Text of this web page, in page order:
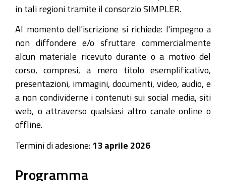
in tali regioni tramite il consorzio SIMPLER.
Al momento dell'iscrizione si richiede: l'impegno a
non diffondere e/o sfruttare commercialmente
alcun materiale ricevuto durante o a motivo del
corso, compresi, a mero titolo esemplificativo,
presentazioni, immagini, documenti, video, audio, e
a non condividerne i contenuti sui social media, siti
web, o attraverso qualsiasi altro canale online o
offline.
Termini di adesione: 13 aprile 2026
Programma